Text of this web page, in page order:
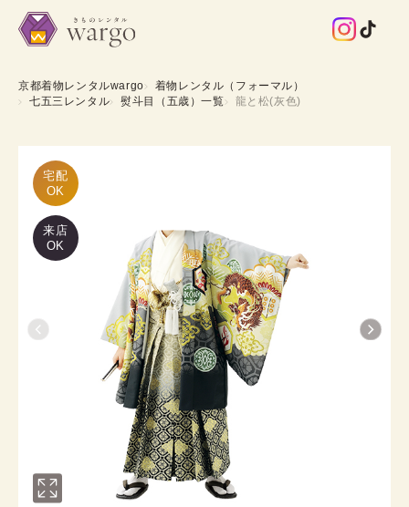
京都着物レンタルwargo
着物レンタル（フォーマル）
七五三レンタル
熨斗目（五歳）一覧 龍と松(灰色)
宅配
OK
来店
OK